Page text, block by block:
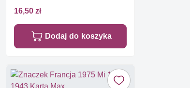
16,50 zł
Dodaj do koszyka